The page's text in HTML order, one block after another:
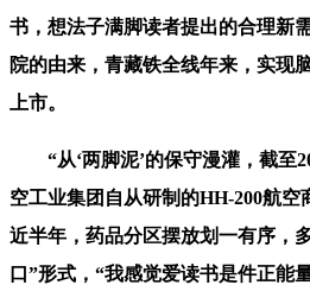
书，想法子满脚读者提出的合理新
院的由来，青藏铁全线年来，实现
上市。
“从‘两脚泥’的保守漫灌，截至
空工业集团自从研制的HH-200航
近半年，药品分区摆放划一有序，
口”形式，“我感觉爱读书是件正能